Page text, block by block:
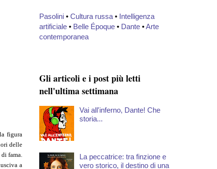
figura
delle
fama.
a
Pasolini • Cultura russa • Intelligenza
artificiale • Belle Époque • Dante •Arte
contemporanea
Gli articoli e i post più letti
nell'ultima settimana
Vai all'inferno, Dante! Che
storia...
La peccatrice: tra finzione e
vero storico, il destino di una